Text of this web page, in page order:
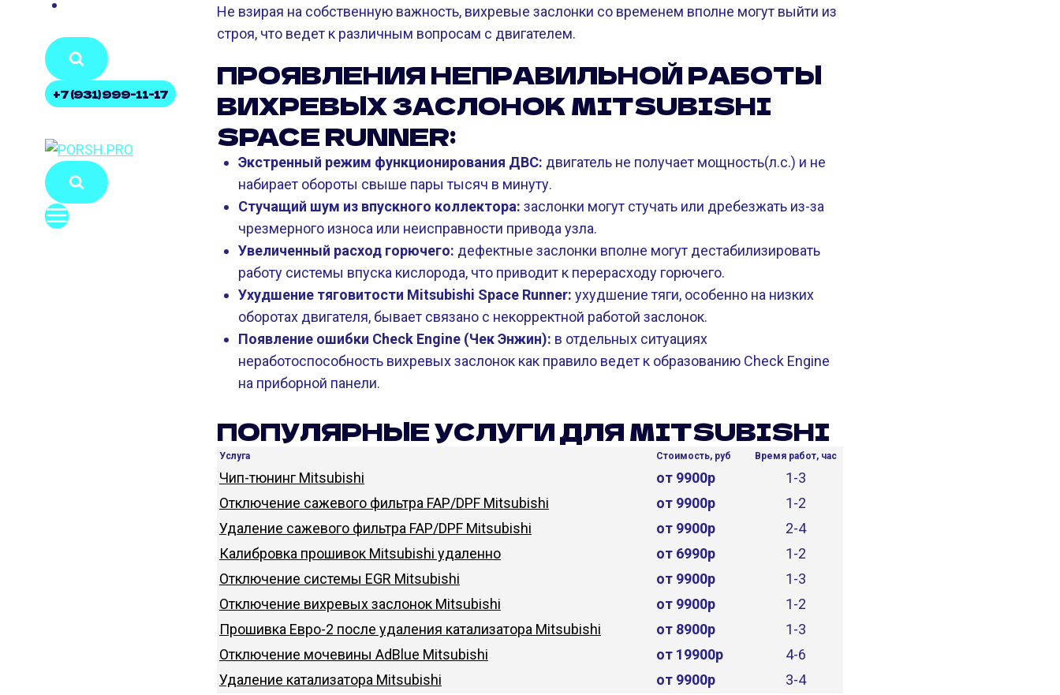
+7 (931) 999-11-17
Не взирая на собственную важность, вихревые заслонки со временем вполне могут выйти из
строя, что ведет к различным вопросам с двигателем.
ПРОЯВЛЕНИЯ НЕПРАВИЛЬНОЙ РАБОТЫ
ВИХРЕВЫХ ЗАСЛОНОК MITSUBISHI
SPACE RUNNER:
Экстренный режим функционирования ДВС: двигатель не получает мощность(л.с.) и не
набирает обороты свыше пары тысяч в минуту.
Стучащий шум из впускного коллектора: заслонки могут стучать или дребезжать из-за
чрезмерного износа или неисправности привода узла.
Увеличенный расход горючего: дефектные заслонки вполне могут дестабилизировать
работу системы впуска кислорода, что приводит к перерасходу горючего.
Ухудшение тяговитости Mitsubishi Space Runner: ухудшение тяги, особенно на низких
оборотах двигателя, бывает связано с некорректной работой заслонок.
Появление ошибки Check Engine (Чек Энжин): в отдельных ситуациях
неработоспособность вихревых заслонок как правило ведет к образованию Check Engine
на приборной панели.
ПОПУЛЯРНЫЕ УСЛУГИ ДЛЯ MITSUBISHI
Услуга Стоимость, руб Время работ, час
Чип-тюнинг Mitsubishi от 9900р
1-3
Отключение сажевого фильтра FAP/DPF Mitsubishi
от 9900р
1-2
Удаление сажевого фильтра FAP/DPF Mitsubishi
от 9900р
2-4
Калибровка прошивок Mitsubishi удаленно
от 6990р
1-2
Отключение системы EGR Mitsubishi
от 9900р
1-3
Отключение вихревых заслонок Mitsubishi
от 9900р
1-2
Прошивка Евро-2 после удаления катализатора Mitsubishi
от 8900р
1-3
Отключение мочевины AdBlue Mitsubishi
от 19900р
4-6
Удаление катализатора Mitsubishi
от 9900р 3-4